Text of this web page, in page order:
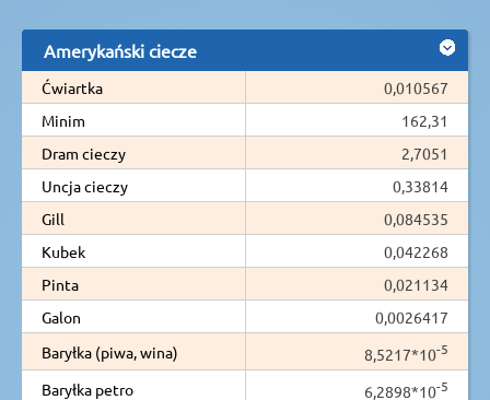
Amerykański ciecze
Ćwiartka
0,010567
Minim
162,31
Dram cieczy
2,7051
Uncja cieczy
0,33814
Gill
0,084535
Kubek
0,042268
Pinta
0,021134
Galon
0,0026417
Baryłka (piwa, wina)
8,5217*10-5
Baryłka petro 6,2898*10-5